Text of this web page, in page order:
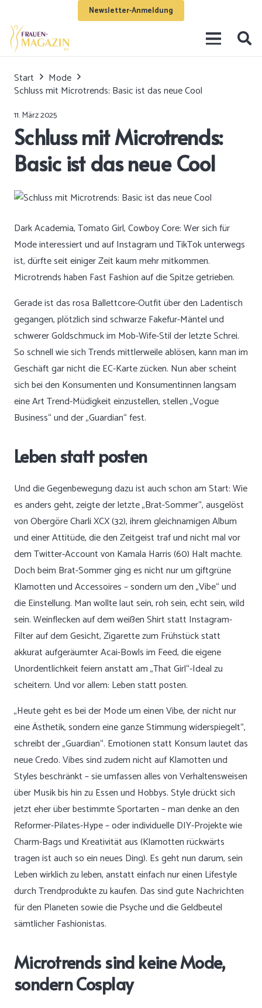
Newsletter-Anmeldung
Start
Mode
Schluss mit Microtrends: Basic ist das neue Cool
11. März 2025
Schluss mit Microtrends:
Basic ist das neue Cool
Dark Academia, Tomato Girl, Cowboy Core: Wer sich für
Mode interessiert und auf Instagram und TikTok unterwegs
ist, dürfte seit einiger Zeit kaum mehr mitkommen.
Microtrends haben Fast Fashion auf die Spitze getrieben.
Gerade ist das rosa Ballettcore-Outfit über den Ladentisch
gegangen, plötzlich sind schwarze Fakefur-Mäntel und
schwerer Goldschmuck im Mob-Wife-Stil der letzte Schrei.
So schnell wie sich Trends mittlerweile ablösen, kann man im
Geschäft gar nicht die EC-Karte zücken. Nun aber scheint
sich bei den Konsumenten und Konsumentinnen langsam
eine Art Trend-Müdigkeit einzustellen, stellen „Vogue
Business“ und der „Guardian“ fest.
Leben statt posten
Und die Gegenbewegung dazu ist auch schon am Start: Wie
es anders geht, zeigte der letzte „Brat-Sommer“, ausgelöst
von Obergöre Charli XCX (32), ihrem gleichnamigen Album
und einer Attitüde, die den Zeitgeist traf und nicht mal vor
dem Twitter-Account von Kamala Harris (60) Halt machte.
Doch beim Brat-Sommer ging es nicht nur um giftgrüne
Klamotten und Accessoires – sondern um den „Vibe“ und
die Einstellung. Man wollte laut sein, roh sein, echt sein, wild
sein. Weinflecken auf dem weißen Shirt statt Instagram-
Filter auf dem Gesicht, Zigarette zum Frühstück statt
akkurat aufgeräumter Acai-Bowls im Feed, die eigene
Unordentlichkeit feiern anstatt am „That Girl“-Ideal zu
scheitern. Und vor allem: Leben statt posten.
„Heute geht es bei der Mode um einen Vibe, der nicht nur
eine Ästhetik, sondern eine ganze Stimmung widerspiegelt“,
schreibt der „Guardian“. Emotionen statt Konsum lautet das
neue Credo. Vibes sind zudem nicht auf Klamotten und
Styles beschränkt – sie umfassen alles von Verhaltensweisen
über Musik bis hin zu Essen und Hobbys. Style drückt sich
jetzt eher über bestimmte Sportarten – man denke an den
Reformer-Pilates-Hype – oder individuelle DIY-Projekte wie
Charm-Bags und Kreativität aus (Klamotten rückwärts
tragen ist auch so ein neues Ding). Es geht nun darum, sein
Leben wirklich zu leben, anstatt einfach nur einen Lifestyle
durch Trendprodukte zu kaufen. Das sind gute Nachrichten
für den Planeten sowie die Psyche und die Geldbeutel
sämtlicher Fashionistas.
Microtrends sind keine Mode,
sondern Cosplay